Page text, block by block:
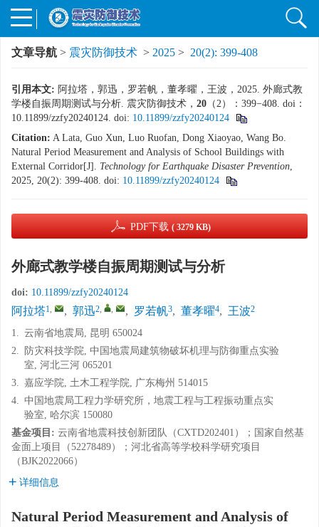
文章导航 > 震灾防御技术 > 2025 > 20(2): 399-408
引用本文: 阿拉塔，郭迅，罗若帆，董孝曜，王波，2025. 外廊式教
学楼自振周期测试与分析. 震灾防御技术， 20 （2）：399−408. doi：
10.11899/zzfy20240124. doi: 10.11899/zzfy20240124
Citation: A Lata, Guo Xun, Luo Ruofan, Dong Xiaoyao, Wang Bo.
Natural Period Measurement and Analysis of School Buildings with
External Corridor[J]. Technology for Earthquake Disaster Prevention,
2025, 20(2): 399-408. doi: 10.11899/zzfy20240124
PDF下载 ( 3279 KB)
外廊式教学楼自振周期测试与分析
doi: 10.11899/zzfy20240124
阿拉塔1, , 郭迅2, , , 罗若帆3, 董孝曜4, 王波2
1. 云南省地震局, 昆明 650024
2.
防灾科技学院, 中国地震局建筑物破坏机理与防御重点实验
室, 河北三河 065201
3. 嘉应学院, 土木工程学院, 广东梅州 514015
4. 中国地震局工程力学研究所，地震工程与工程振动重点实
验室, 哈尔滨 150080
基金项目: 云南省地震科技创新团队（CXTD202401）；国家自然基
金面上项目（52278489）；河北省高等学校科学研究项目
（BJK2022066）
详细信息
Natural Period Measurement and Analysis of